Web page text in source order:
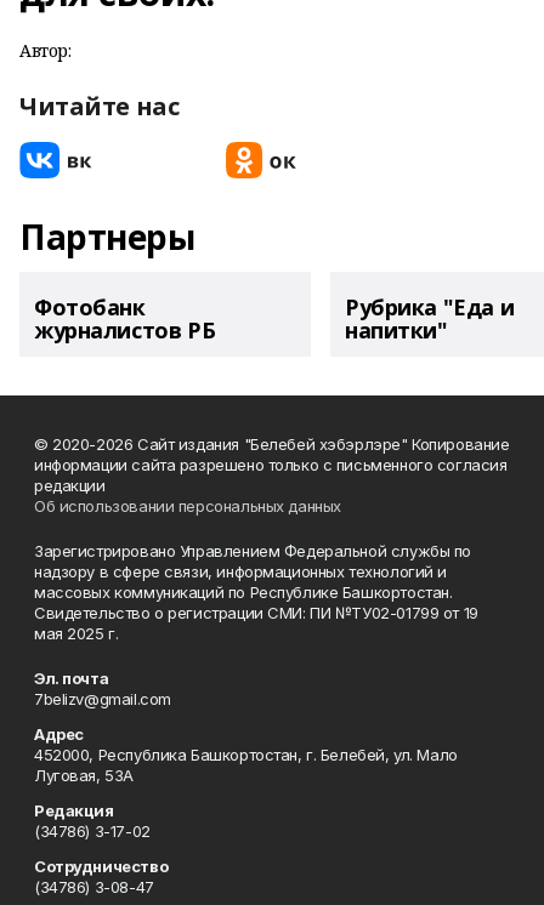
Автор:
Читайте нас
Партнеры
Фотобанк
журналистов РБ
Рубрика "Еда и
напитки"
© 2020-2026 Сайт издания "Белебей хэбэрлэре" Копирование
информации сайта разрешено только с письменного согласия
редакции
Об использовании персональных данных
Зарегистрировано Управлением Федеральной службы по
надзору в сфере связи, информационных технологий и
массовых коммуникаций по Республике Башкортостан.
Свидетельство о регистрации СМИ: ПИ №ТУ02-01799 от 19
мая 2025 г.
Эл. почта
7belizv@gmail.com
Адрес
452000, Республика Башкортостан, г. Белебей, ул. Мало
Луговая, 53А
Редакция
(34786) 3-17-02
Сотрудничество
(34786) 3-08-47